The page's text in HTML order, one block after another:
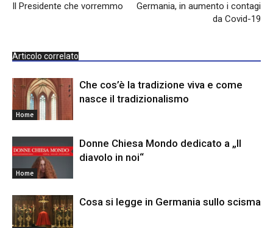
Il Presidente che vorremmo
Germania, in aumento i contagi
da Covid-19
Articolo correlato
Home
Che cos’è la tradizione viva e come
nasce il tradizionalismo
Home
Donne Chiesa Mondo dedicato a „Il
diavolo in noi“
Cosa si legge in Germania sullo scisma